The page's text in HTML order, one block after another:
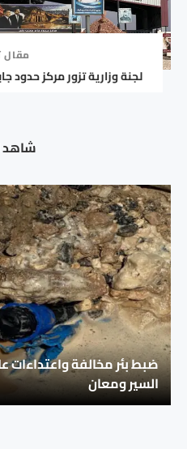
مقال
لجنة وزارية تزور مركز
شاهد
ضبط بئر مخالفة
السير ومعان